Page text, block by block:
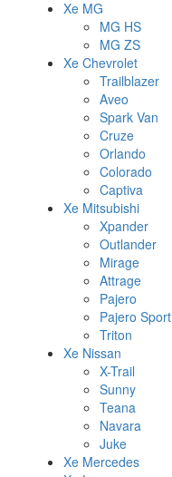
Xe MG
MG HS
MG ZS
Xe Chevrolet
Trailblazer
Aveo
Spark Van
Cruze
Orlando
Colorado
Captiva
Xe Mitsubishi
Xpander
Outlander
Mirage
Attrage
Pajero
Pajero Sport
Triton
Xe Nissan
X-Trail
Sunny
Teana
Navara
Juke
Xe Mercedes